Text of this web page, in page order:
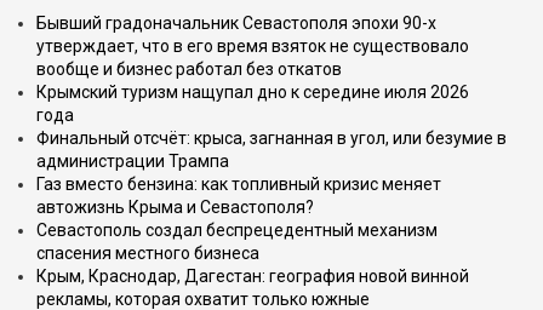
Бывший градоначальник Севастополя эпохи 90-х
утверждает, что в его время взяток не существовало
вообще и бизнес работал без откатов
Крымский туризм нащупал дно к середине июля 2026
года
Финальный отсчёт: крыса, загнанная в угол, или безумие в
администрации Трампа
Газ вместо бензина: как топливный кризис меняет
автожизнь Крыма и Севастополя?
Севастополь создал беспрецедентный механизм
спасения местного бизнеса
Крым, Краснодар, Дагестан: география новой винной
рекламы, которая охватит только южные